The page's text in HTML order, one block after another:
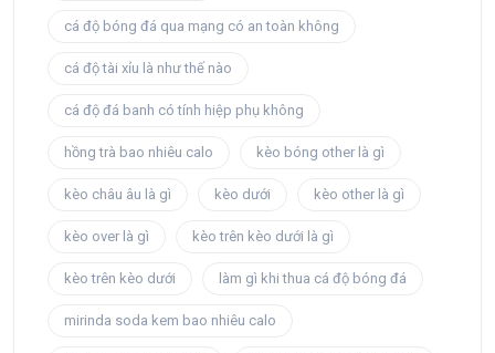
cá độ bóng đá qua mạng có an toàn không
cá độ tài xỉu là như thế nào
cá độ đá banh có tính hiệp phụ không​
hồng trà bao nhiêu calo kèo bóng other là gì
kèo châu âu là gì kèo dưới​ kèo other là gì
kèo over là gì kèo trên kèo dưới là gì
kèo trên kèo dưới​ làm gì khi thua cá độ bóng đá
mirinda soda kem bao nhiêu calo